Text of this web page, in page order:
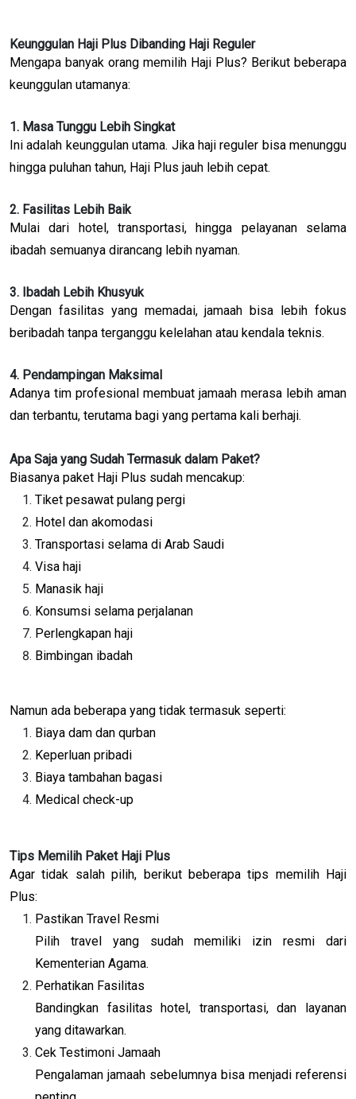
Keunggulan Haji Plus Dibanding Haji Reguler
Mengapa banyak orang memilih Haji Plus? Berikut beberapa
keunggulan utamanya:
1. Masa Tunggu Lebih Singkat
Ini adalah keunggulan utama. Jika haji reguler bisa menunggu
hingga puluhan tahun, Haji Plus jauh lebih cepat.
2. Fasilitas Lebih Baik
Mulai dari hotel, transportasi, hingga pelayanan selama
ibadah semuanya dirancang lebih nyaman.
3. Ibadah Lebih Khusyuk
Dengan fasilitas yang memadai, jamaah bisa lebih fokus
beribadah tanpa terganggu kelelahan atau kendala teknis.
4. Pendampingan Maksimal
Adanya tim profesional membuat jamaah merasa lebih aman
dan terbantu, terutama bagi yang pertama kali berhaji.
Apa Saja yang Sudah Termasuk dalam Paket?
Biasanya paket Haji Plus sudah mencakup:
Tiket pesawat pulang pergi
Hotel dan akomodasi
Transportasi selama di Arab Saudi
Visa haji
Manasik haji
Konsumsi selama perjalanan
Perlengkapan haji
Bimbingan ibadah
Namun ada beberapa yang tidak termasuk seperti:
Biaya dam dan qurban
Keperluan pribadi
Biaya tambahan bagasi
Medical check-up
Tips Memilih Paket Haji Plus
Agar tidak salah pilih, berikut beberapa tips memilih Haji
Plus:
Pastikan Travel Resmi
Pilih travel yang sudah memiliki izin resmi dari
Kementerian Agama.
Perhatikan Fasilitas
Bandingkan fasilitas hotel, transportasi, dan layanan
yang ditawarkan.
Cek Testimoni Jamaah
Pengalaman jamaah sebelumnya bisa menjadi referensi